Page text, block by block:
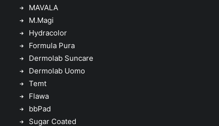
MAVALA
M.Magi
Hydracolor
Formula Pura
Dermolab Suncare
Dermolab Uomo
Temt
Flawa
bbPad
Sugar Coated